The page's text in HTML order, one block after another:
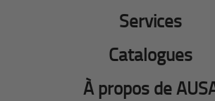
Services
Catalogues
À propos de